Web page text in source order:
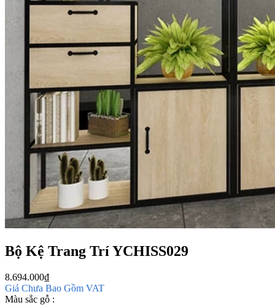
Bộ Kệ Trang Trí YCHISS029
8.694.000₫
Giá Chưa Bao Gồm VAT
Màu sắc gỗ :